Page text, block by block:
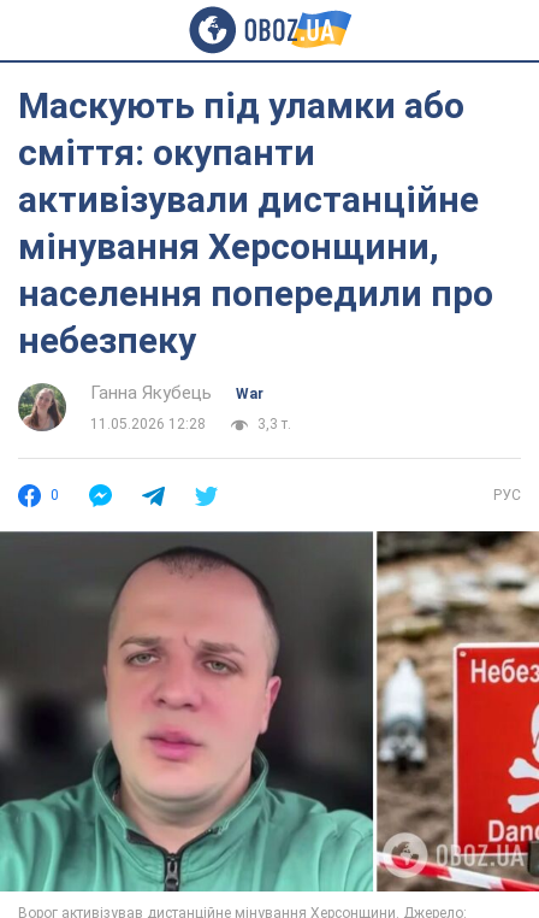
Маскують під уламки або
сміття: окупанти
активізували дистанційне
мінування Херсонщини,
населення попередили про
небезпеку
Ганна Якубець
War
11.05.2026 12:28
3,3 т.
0 РУС